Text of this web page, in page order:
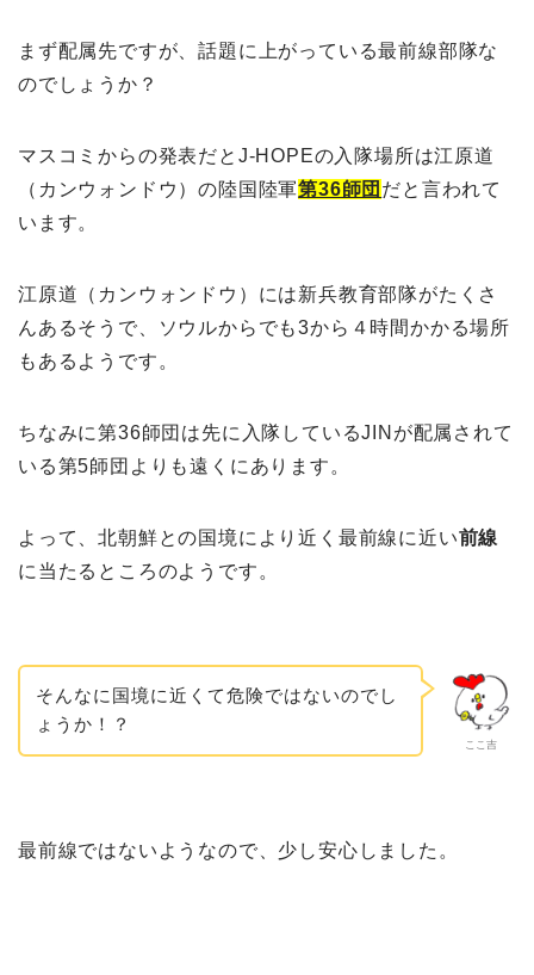
まず配属先ですが、話題に上がっている最前線部隊な
のでしょうか？
マスコミからの発表だとJ-HOPEの入隊場所は江原道
（カンウォンドウ）の陸国陸軍第36師団 だと言われて
います。
江原道（カンウォンドウ）には新兵教育部隊がたくさ
んあるそうで、ソウルからでも3から４時間かかる場所
もあるようです。
ちなみに第36師団は先に入隊しているJINが配属されて
いる第5師団よりも遠くにあります。
よって、北朝鮮との国境により近く最前線に近い前線
に当たるところのようです。
ここ吉
そんなに国境に近くて危険ではないのでし
ょうか！？
最前線ではないようなので、少し安心しました。